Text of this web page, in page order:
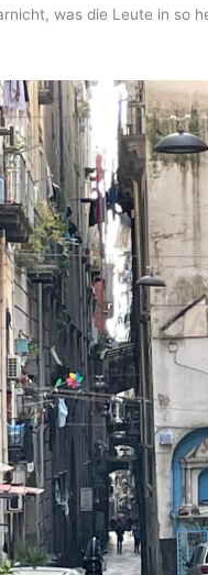
was die Leute in so